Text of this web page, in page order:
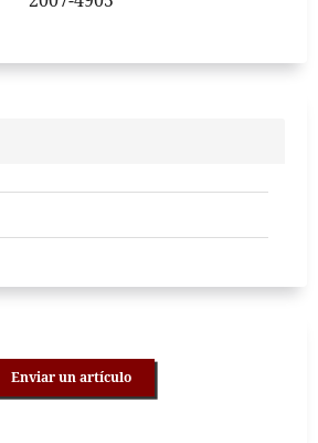
Enviar un artículo